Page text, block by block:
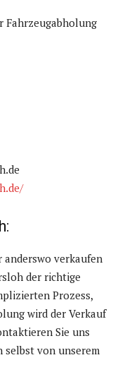
Fahrzeugabholung
verkaufen
der richtige
Prozess,
wird der Verkauf
Sie uns
selbst von unserem